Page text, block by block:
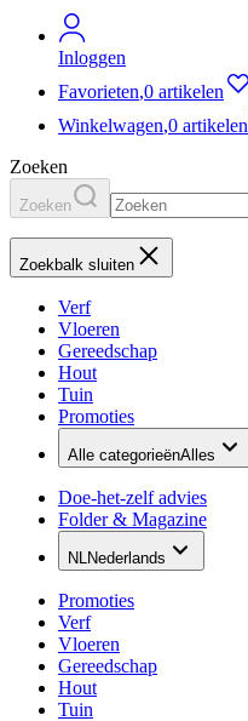
Inloggen
Favorieten,0 artikelen
Winkelwagen,0 artikelen
Zoeken
Zoeken
Zoekbalk sluiten
Verf
Vloeren
Gereedschap
Hout
Tuin
Promoties
Alle categorieënAlles
Doe-het-zelf advies
Folder & Magazine
NLNederlands
Promoties
Verf
Vloeren
Gereedschap
Hout
Tuin